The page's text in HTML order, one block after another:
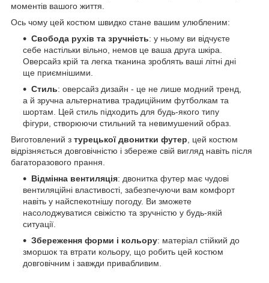
моментів вашого життя.
Ось чому цей костюм швидко стане вашим улюбленим:
Свобода рухів та зручність: у ньому ви відчуєте
себе настільки вільно, немов це ваша друга шкіра.
Оверсайз крій та легка тканина зроблять ваші літні дні
ще приємнішими.
Стиль: оверсайз дизайн - це не лише модний тренд,
а й зручна альтернатива традиційним футболкам та
шортам. Цей стиль підходить для будь-якого типу
фігури, створюючи стильний та невимушений образ.
Виготовлений з турецької двонитки футер , цей костюм
відрізняється довговічністю і збереже свій вигляд навіть після
багаторазового прання.
Відмінна вентиляція: двонитка футер має чудові
вентиляційні властивості, забезпечуючи вам комфорт
навіть у найспекотнішу погоду. Ви зможете
насолоджуватися свіжістю та зручністю у будь-якій
ситуації.
Збереження форми і кольору: матеріал стійкий до
зморшок та втрати кольору, що робить цей костюм
довговічним і завжди привабливим.